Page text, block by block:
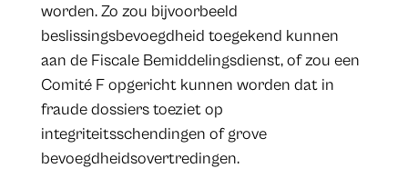
worden. Zo zou bijvoorbeeld
beslissingsbevoegdheid toegekend kunnen
aan de Fiscale Bemiddelingsdienst, of zou een
Comité F opgericht kunnen worden dat in
fraude dossiers toeziet op
integriteitsschendingen of grove
bevoegdheidsovertredingen.